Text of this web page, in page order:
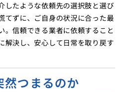
したような依頼先の選択肢と選び
てずに、ご自身の状況に合った最
。信頼できる業者に依頼すること
解決し、安心して日常を取り戻す
然つまるのか